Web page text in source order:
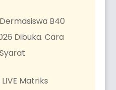
B40
Dibuka. Cara
Matriks